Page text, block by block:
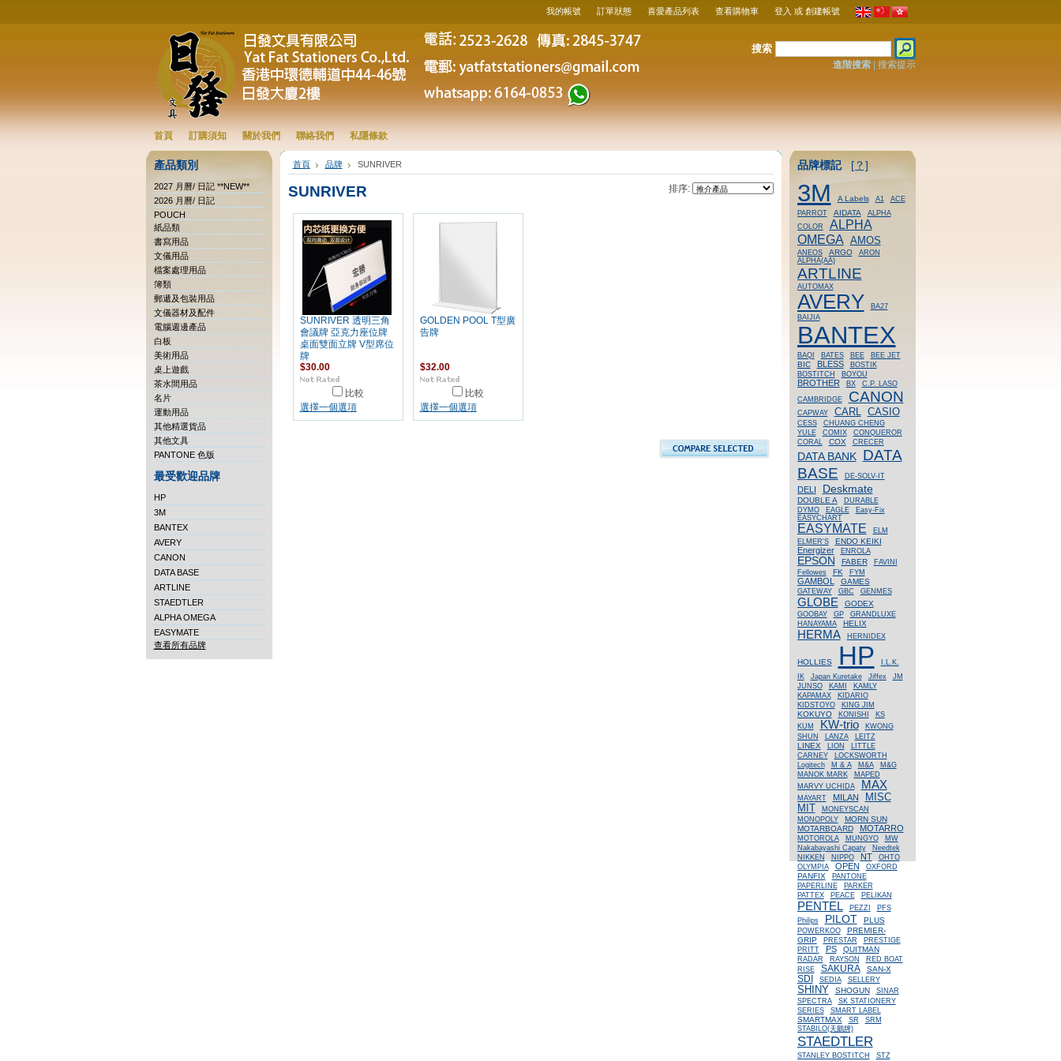
我的帳號 訂單狀態 喜愛產品列表 查看購物車 登入 或 創建帳號
搜索
進階搜索| 搜索提示
首頁 訂購須知 關於我們 聯絡我們 私隱條款
產品類別
2027 月曆/ 日記 **NEW**
2026 月曆/ 日記
POUCH
紙品類
書寫用品
文儀用品
檔案處理用品
簿類
郵遞及包裝用品
文儀器材及配件
電腦週邊產品
白板
美術用品
桌上遊戲
茶水間用品
名片
運動用品
其他精選貨品
其他文具
PANTONE 色版
最受歡迎品牌
HP
3M
BANTEX
AVERY
CANON
DATA BASE
ARTLINE
STAEDTLER
ALPHA OMEGA
EASYMATE
查看所有品牌
首頁 品牌 SUNRIVER
排序:
SUNRIVER
SUNRIVER 透明三角
會議牌 亞克力座位牌
桌面雙面立牌 V型席位
牌
$30.00
比較
選擇一個選項
GOLDEN POOL T型廣
告牌
$32.00
比較
選擇一個選項
品牌標記 [？]
3M A Labels A1
ACE
PARROT
AIDATA
ALPHA
COLOR
ALPHA
OMEGA AMOS
ANEOS ARGO
ARON
ALPHA(AA)
ARTLINE
AUTOMAX
AVERY
BA27
BAIJIA
BANTEX
BAQI BATES BEE BEE JET
BIC BLESS
BOSTIK
BOSTITCH
BOYOU
BROTHER BX
C.P. LASO
CAMBRIDGE
CANON
CAPWAY CARL CASIO
CESS
CHUANG CHENG
YULE
COMIX
CONQUEROR
CORAL
COX CRECER
DATA BANK DATA
BASE
DE-SOLV-IT
DELI Deskmate
DOUBLE A
DURABLE
DYMO
EAGLE
Easy-Fix
EASYCHART
EASYMATE
ELM
ELMER'S
ENDO KEIKI
Energizer ENROLA
EPSON FABER
FAVINI
Fellowes
FK FYM
GAMBOL GAMES
GATEWAY GBC GENMES
GLOBE GODEX
GOOBAY GP
GRANDLUXE
HANAYAMA
HELIX
HERMA HERNIDEX
HOLLIES HP
I.L.K.
IK
Japan Kuretake Jiffex
JM
JUNSO
KAMI
KAMLY
KAPAMAX
KIDARIO
KIDSTOYO
KING JIM
KOKUYO KONISHI
KS
KUM
KW-trio
KWONG
SHUN
LANZA LEITZ
LINEX LION
LITTLE
CARNEY
LOCKSWORTH
Logitech
M & A M&A
M&G
MANOK MARK
MAPED
MARVY UCHIDA
MAX
MAYART MILAN MISC
MIT
MONEYSCAN
MONOPOLY
MORN SUN
MOTARBOARD
MOTARRO
MOTOROLA MUNGYO
MW
Nakabayashi Capaty
Needtek
NIKKEN
NIPPO NT
OHTO
OLYMPIA
OPEN OXFORD
PANFIX
PANTONE
PAPERLINE
PARKER
PATTEX
PEACE PELIKAN
PENTEL PEZZI
PFS
Philips
PILOT PLUS
POWERKOO
PREMIER-
GRIP
PRESTAR
PRESTIGE
PRITT
PS QUITMAN
RADAR RAYSON
RED BOAT
RISE
SAKURA SAN-X
SDI SEDIA SELLERY
SHINY SHOGUN
SINAR
SPECTRA
SK STATIONERY
SERIES
SMART LABEL
SMARTMAX SR
SRM
STABILO(天鵝牌)
STAEDTLER
STANLEY BOSTITCH STZ